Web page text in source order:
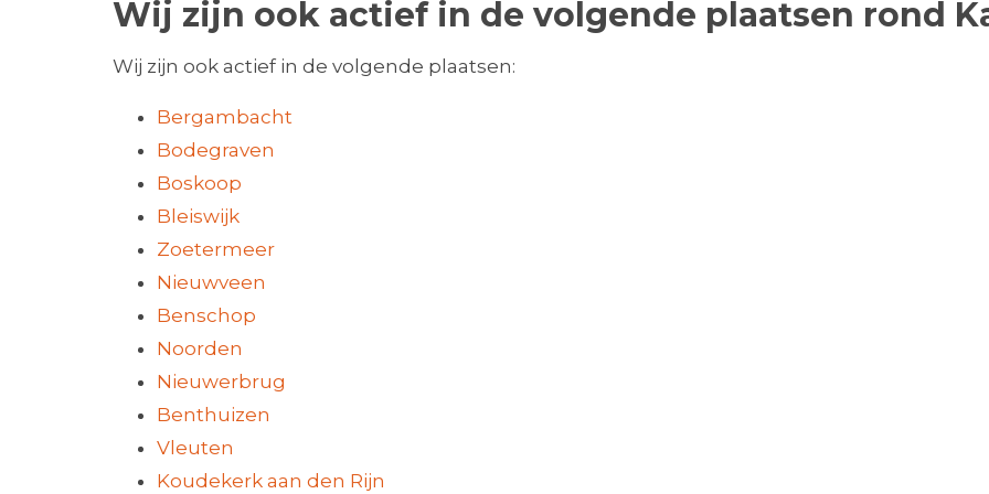
Wij zijn ook actief in de volgende plaatsen rond
Wij zijn ook actief in de volgende plaatsen:
Bergambacht
Bodegraven
Boskoop
Bleiswijk
Zoetermeer
Nieuwveen
Benschop
Noorden
Nieuwerbrug
Benthuizen
Vleuten
Koudekerk aan den Rijn